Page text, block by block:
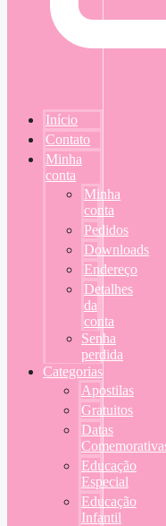
Início
Contato
Minha
conta
Minha
conta
Pedidos
Downloads
Endereço
Detalhes
da
conta
Senha
perdida
Categorias
Apostilas
Gratuitos
Datas
Educação
Especial
Educação
Infantil